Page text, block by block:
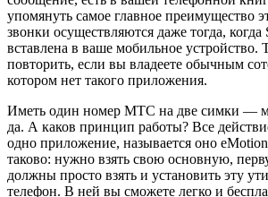
упомянуть самое главное преимущество
звонки осуществляются даже тогда, когда
вставлена в ваше мобильное устройство.
повторить, если вы владеете обычным
котором нет такого приложения.
Иметь один номер МТС на две симки —
да. А каков принцип работы? Все
одно приложение, называется оно
таково: нужно взять свою основную,
должны просто взять и установить эту
телефон. В ней вы сможете легко и